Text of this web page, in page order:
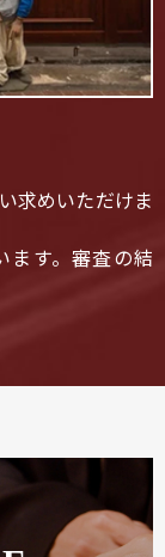
求めいただけま
ます。審査の結